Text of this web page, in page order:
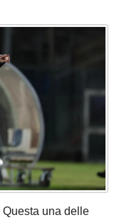
Questa una delle